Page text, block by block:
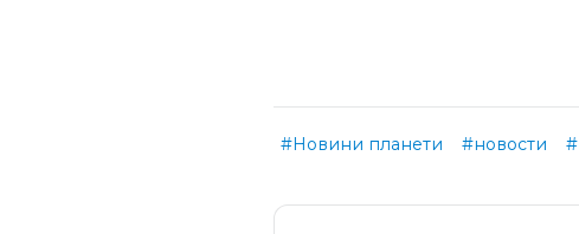
#Новини планети #новости